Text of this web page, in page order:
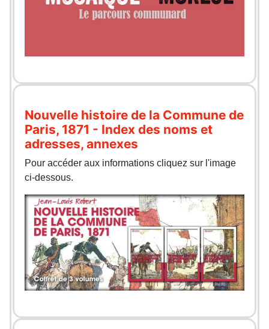
Nouvelle histoire de la Commune de
Paris, 1871 - Index des noms et
adresses, annexes
Pour accéder aux informations cliquez sur l'image
ci-dessous.